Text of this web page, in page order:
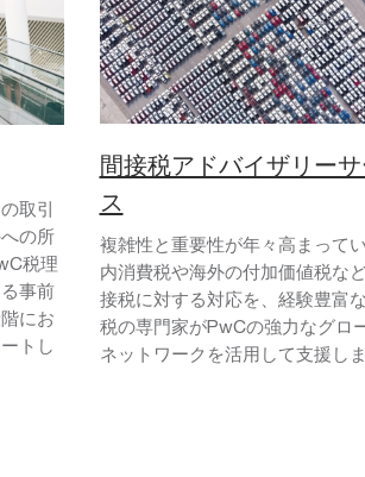
取引
の所
税理
事前
にお
トし
間接税アドバイザリー
ス
複雑性と重要性が年々高まって
内消費税や海外の付加価値税な
接税に対する対応を、経験豊富
税の専門家がPwCの強力なグロ
ネットワークを活用して支援しま